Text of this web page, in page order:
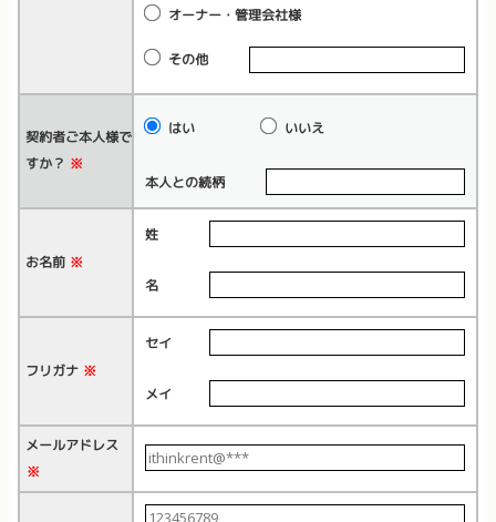
オーナー・管理会社様
その他
契約者ご本人様で
すか？ ※
はい いいえ
本人との続柄
お名前 ※
姓
名
フリガナ ※
セイ
メイ
メールアドレス
※